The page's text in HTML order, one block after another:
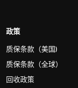
政策
质保条款（美国)
质保条款（全球）
回收政策